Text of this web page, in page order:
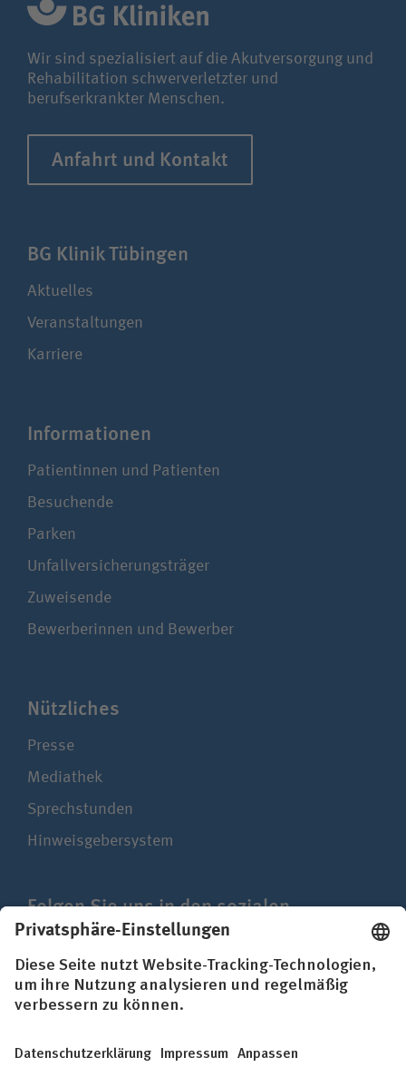
Journalistin / Journalist
Wir sind spezialisiert auf die Akutversorgung und
Rehabilitation schwerverletzter und
berufserkrankter Menschen.
Anfahrt und Kontakt
BG Klinik Tübingen
Aktuelles
Veranstaltungen
Karriere
Infor­ma­tionen
Patientinnen und Patienten
Besuchende
Parken
Unfallversicherungsträger
Zuweisende
Bewerberinnen und Bewerber
Nützliches
Presse
Mediathek
Sprechstunden
Hinweisgebersystem
Folgen Sie uns in den sozialen
Netzwerken